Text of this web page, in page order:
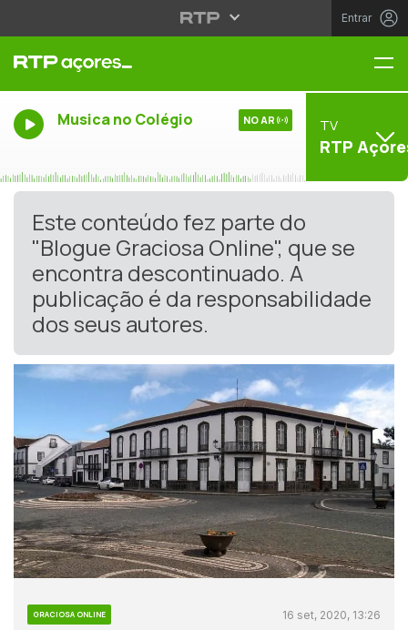
Entrar
Musica no Colégio NO AR TV
RTP
Este conteúdo fez parte do
"Blogue Graciosa Online", que se
encontra descontinuado. A
publicação é da responsabilidade
dos seus autores.
GRACIOSA ONLINE 16 set, 2020, 13:26